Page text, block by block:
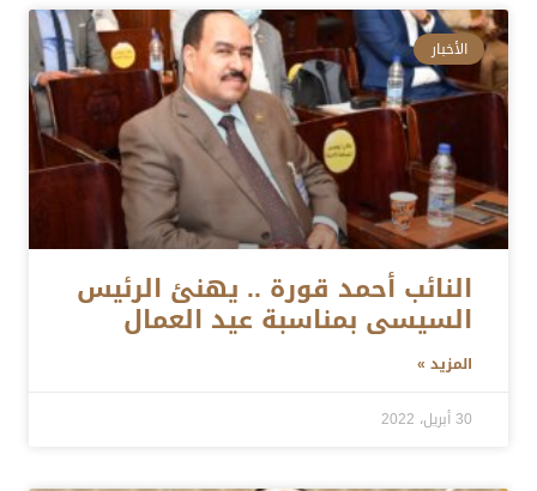
الأخبار
النائب أحمد قورة .. يهنئ الرئيس
السيسى بمناسبة عيد العمال
المزيد »
30 أبريل، 2022